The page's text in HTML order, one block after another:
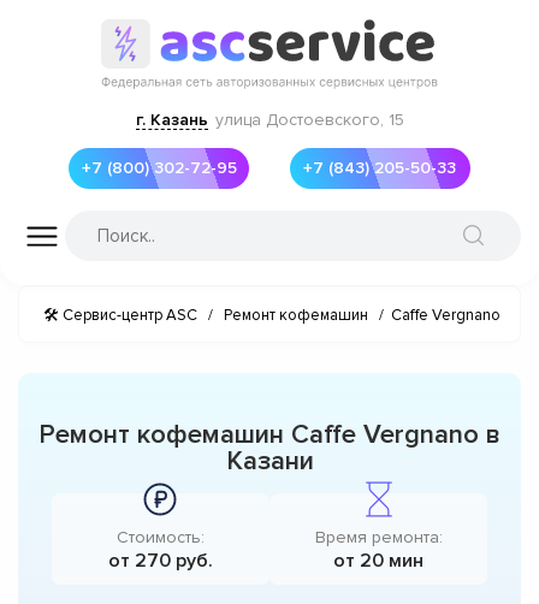
г. Казань улица Достоевского, 15
+7 (800) 302-72-95 +7 (843) 205-50-33
🛠 Сервис-центр ASC / Ремонт кофемашин / Caffe Vergnano
Ремонт кофемашин Caffe Vergnano в
Казани
Стоимость:
от 270 руб.
Время ремонта:
от 20 мин